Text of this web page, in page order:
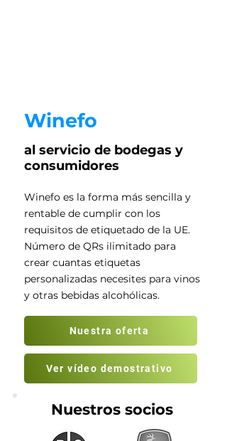
Winefo
al servicio de bodegas y
consumidores
Winefo es la forma más sencilla y
rentable de cumplir con los
requisitos de etiquetado de la UE.
Número de QRs ilimitado para
crear cuantas etiquetas
personalizadas necesites para vinos
y otras bebidas alcohólicas.
Nuestra oferta
Ver vídeo demostrativo
Nuestros socios